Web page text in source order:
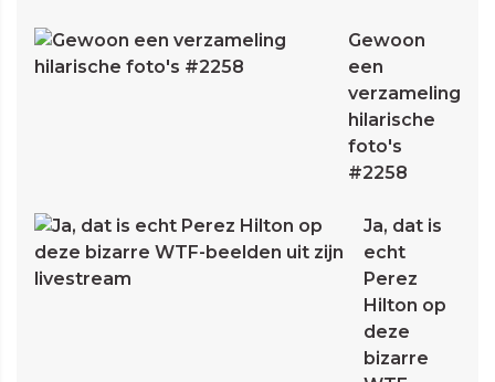
Gewoon
een
verzameling
hilarische
foto's
#2258
Ja, dat is
echt
Perez
Hilton op
deze
bizarre